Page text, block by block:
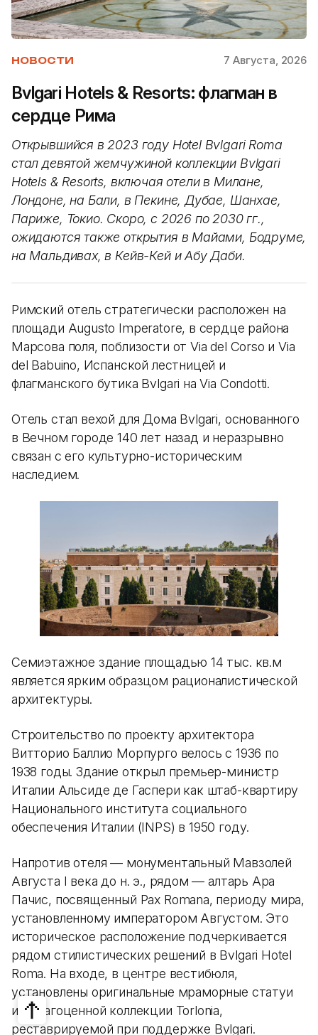
НОВОСТИ 7 Августа, 2026
Bvlgari Hotels & Resorts: флагман в
сердце Рима
Открывшийся в 2023 году Hotel Bvlgari Roma
стал девятой жемчужиной коллекции Bvlgari
Hotels & Resorts, включая отели в Милане,
Лондоне, на Бали, в Пекине, Дубае, Шанхае,
Париже, Токио. Скоро, с 2026 по 2030 гг.,
ожидаются также открытия в Майами, Бодруме,
на Мальдивах, в Кейв-Кей и Абу Даби.
Римский отель стратегически расположен на
площади Augusto Imperatore, в сердце района
Марсова поля, поблизости от Via del Corso и Via
del Babuino, Испанской лестницей и
флагманского бутика Bvlgari на Via Condotti.
Отель стал вехой для Дома Bvlgari, основанного
в Вечном городе 140 лет назад и неразрывно
связан с его культурно-историческим
наследием.
Семиэтажное здание площадью 14 тыс. кв.м
является ярким образцом рационалистической
архитектуры.
Строительство по проекту архитектора
Витторио Баллио Морпурго велось с 1936 по
1938 годы. Здание открыл премьер-министр
Италии Альсиде де Гаспери как штаб-квартиру
Национального института социального
обеспечения Италии (INPS) в 1950 году.
Напротив отеля — монументальный Мавзолей
Августа I века до н. э., рядом — алтарь Ара
Пачис, посвященный Pax Romana, периоду мира,
установленному императором Августом. Это
историческое расположение подчеркивается
рядом стилистических решений в Bvlgari Hotel
Roma. На входе, в центре вестибюля,
установлены оригинальные мраморные статуи
из драгоценной коллекции Torlonia,
реставрируемой при поддержке Bvlgari.